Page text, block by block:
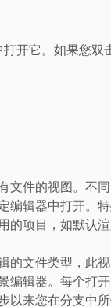
开它。如果您双
文件的视图。不
编辑器中打开。
的项目，如默认
的文件类型，此
编辑器。每个打
以来您在分支中